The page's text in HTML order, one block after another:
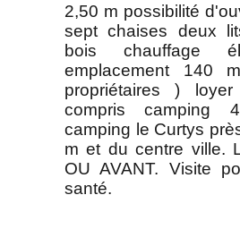
2,50 m possibilité
sept chaises deux
bois chauffage
emplacement 140
propriétaires )
compris camping
camping le Curtys
m et du centre ville.
OU AVANT. Visite
santé.